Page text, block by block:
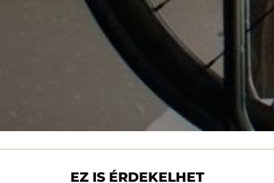
EZ IS ÉRDEKELHET